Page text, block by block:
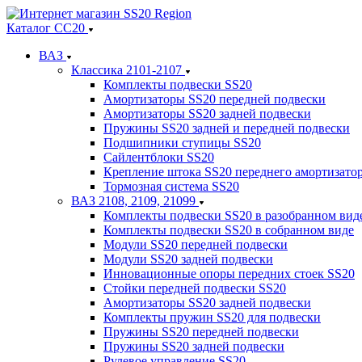
Каталог СС20
ВАЗ
Классика 2101-2107
Комплекты подвески SS20
Амортизаторы SS20 передней подвески
Амортизаторы SS20 задней подвески
Пружины SS20 задней и передней подвески
Подшипники ступицы SS20
Сайлентблоки SS20
Крепление штока SS20 переднего
Тормозная система SS20
ВАЗ 2108, 2109, 21099
Комплекты подвески SS20 в разобранном
Комплекты подвески SS20 в собранном виде
Модули SS20 передней подвески
Модули SS20 задней подвески
Инновационные опоры передних стоек SS20
Стойки передней подвески SS20
Амортизаторы SS20 задней подвески
Комплекты пружин SS20 для подвески
Пружины SS20 передней подвески
Пружины SS20 задней подвески